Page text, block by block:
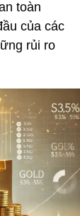
toàn
của các
rủi ro